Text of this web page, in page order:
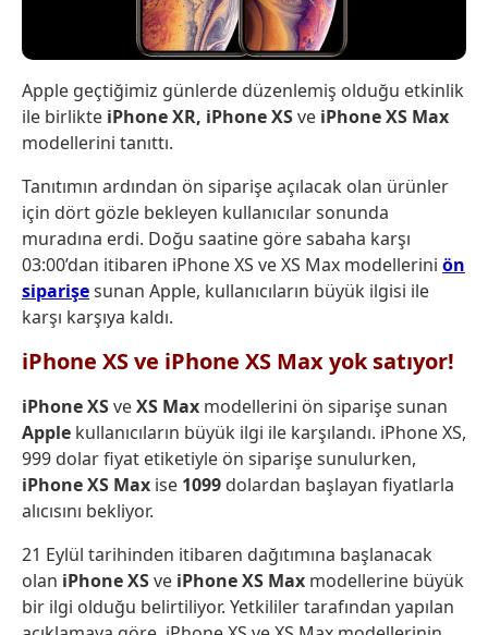
Apple geçtiğimiz günlerde düzenlemiş olduğu etkinlik
ile birlikte iPhone XR, iPhone XSve iPhone XS Max
modellerini tanıttı.
Tanıtımın ardından ön siparişe açılacak olan ürünler
için dört gözle bekleyen kullanıcılar sonunda
muradına erdi. Doğu saatine göre sabaha karşı
03:00’dan itibaren iPhone XS ve XS Max modellerini ön
siparişesunan Apple, kullanıcıların büyük ilgisi ile
karşı karşıya kaldı.
iPhone XS ve iPhone XS Max yok satıyor!
iPhone XSveXS Max modellerini ön siparişe sunan
Apple kullanıcıların büyük ilgi ile karşılandı. iPhone XS,
999 dolar fiyat etiketiyle ön siparişe sunulurken,
iPhone XS Max ise 1099 dolardan başlayan fiyatlarla
alıcısını bekliyor.
21 Eylül tarihinden itibaren dağıtımına başlanacak
olan iPhone XSve iPhone XS Max modellerine büyük
bir ilgi olduğu belirtiliyor. Yetkililer tarafından yapılan